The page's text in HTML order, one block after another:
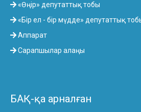
«Өңір» депутаттық тобы
«Бір ел - бір мүдде» депутаттық
Аппарат
Сарапшылар алаңы
БАҚ-қа арналған